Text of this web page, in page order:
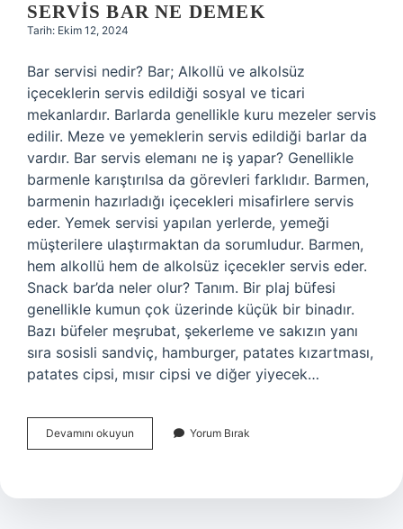
SERVIS BAR NE DEMEK
Tarih: Ekim 12, 2024
Bar servisi nedir? Bar; Alkollü ve alkolsüz
içeceklerin servis edildiği sosyal ve ticari
mekanlardır. Barlarda genellikle kuru mezeler servis
edilir. Meze ve yemeklerin servis edildiği barlar da
vardır. Bar servis elemanı ne iş yapar? Genellikle
barmenle karıştırılsa da görevleri farklıdır. Barmen,
barmenin hazırladığı içecekleri misafirlere servis
eder. Yemek servisi yapılan yerlerde, yemeği
müşterilere ulaştırmaktan da sorumludur. Barmen,
hem alkollü hem de alkolsüz içecekler servis eder.
Snack bar’da neler olur? Tanım. Bir plaj büfesi
genellikle kumun çok üzerinde küçük bir binadır.
Bazı büfeler meşrubat, şekerleme ve sakızın yanı
sıra sosisli sandviç, hamburger, patates kızartması,
patates cipsi, mısır cipsi ve diğer yiyecek…
Devamını okuyun
Bar
Yorum Bırak